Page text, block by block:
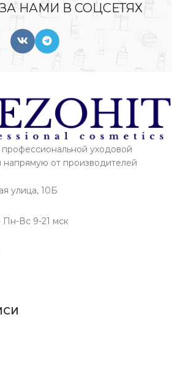
НАМИ В СОЦСЕТЯХ
уходовой
напрямую от производителей
улица, 10Б
Пн-Вс 9-21 мск